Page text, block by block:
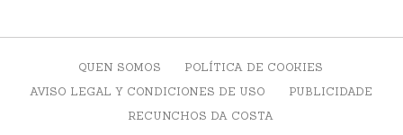
QUEN SOMOS
POLÍTICA DE COOKIES
AVISO LEGAL Y CONDICIONES DE USO
PUBLICIDADE
RECUNCHOS DA COSTA